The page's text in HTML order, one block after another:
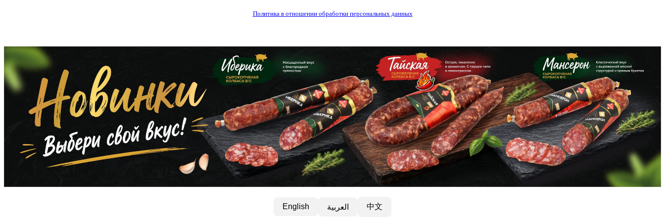
Политика в отношении обработки персональных данных
English العربية 中文